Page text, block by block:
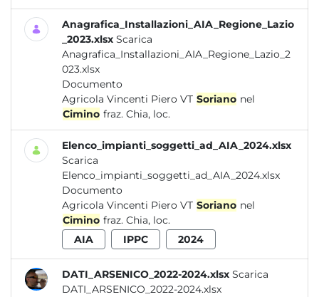
Anagrafica_Installazioni_AIA_Regione_Lazio
_2023.xlsx Scarica
Anagrafica_Installazioni_AIA_Regione_Lazio_2
023.xlsx
Documento
Agricola Vincenti Piero VT Soriano nel
Cimino fraz. Chia, loc.
Elenco_impianti_soggetti_ad_AIA_2024.xlsx
Scarica
Elenco_impianti_soggetti_ad_AIA_2024.xlsx
Documento
Agricola Vincenti Piero VT Soriano nel
Cimino fraz. Chia, loc.
AIA
IPPC 2024
DATI_ARSENICO_2022-2024.xlsx Scarica
DATI_ARSENICO_2022-2024.xlsx